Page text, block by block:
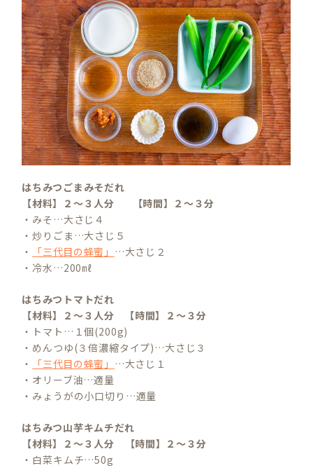
はちみつごまみそだれ
【材料】２～３人分 【時間】２～３分
・みそ…大さじ４
・炒りごま…大さじ５
・
「三代目の蜂蜜」 …大さじ２
・冷水…200㎖
はちみつトマトだれ
【材料】２～３人分 【時間】２～３分
・トマト…１個(200g)
・めんつゆ(３倍濃縮タイプ)…大さじ３
・
「三代目の蜂蜜」 …大さじ１
・オリーブ油…適量
・みょうがの小口切り…適量
はちみつ山芋キムチだれ
【材料】２～３人分
【時間】２～３分
・白菜キムチ…50g